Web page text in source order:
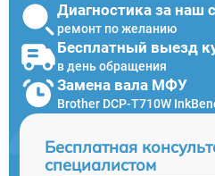
Диагностика за наш
ремонт по желанию
Бесплатный выезд
в день обращения
Замена вала МФУ
Brother DCP-T710W
Бесплатная
специалистом